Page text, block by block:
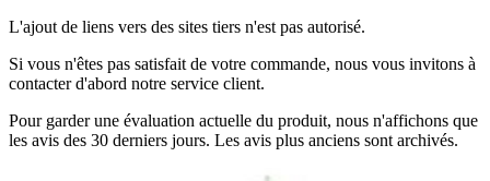
L'ajout de liens vers des sites tiers n'est pas autorisé.
Si vous n'êtes pas satisfait de votre commande, nous vous invitons à
contacter d'abord notre service client.
Pour garder une évaluation actuelle du produit, nous n'affichons que
les avis des 30 derniers jours. Les avis plus anciens sont archivés.